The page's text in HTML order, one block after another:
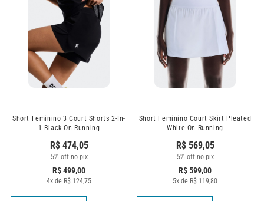
Short Feminino 3 Court Shorts 2-In-
1 Black On Running
R$474,05
5% off no pix
R$499,00
4x de R$ 124,75
Short Feminino Court Skirt Pleated
White On Running
R$569,05
5% off no pix
R$599,00
5x de R$ 119,80